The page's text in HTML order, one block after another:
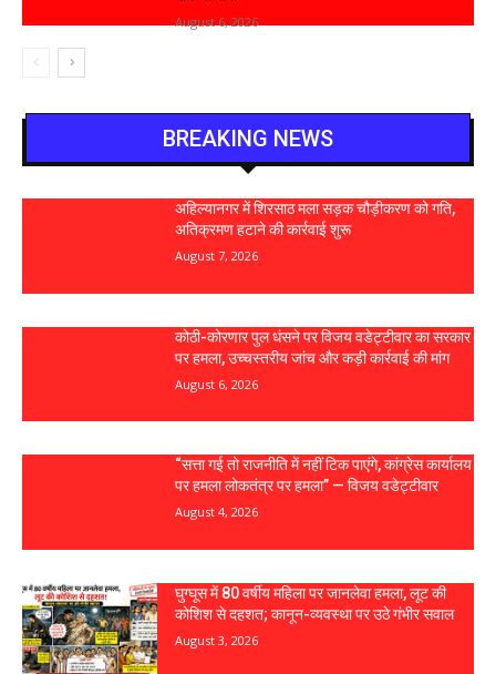
August 6, 2026
BREAKING NEWS
अहिल्यानगर में शिरसाठ मला सड़क चौड़ीकरण को गति,
अतिक्रमण हटाने की कार्रवाई शुरू
August 7, 2026
कोठी-कोरणार पुल धंसने पर विजय वडेट्टीवार का सरकार
पर हमला, उच्चस्तरीय जांच और कड़ी कार्रवाई की मांग
August 6, 2026
“सत्ता गई तो राजनीति में नहीं टिक पाएंगे, कांग्रेस कार्यालय
पर हमला लोकतंत्र पर हमला” — विजय वडेट्टीवार
August 4, 2026
घुग्घूस में 80 वर्षीय महिला पर जानलेवा हमला, लूट की
कोशिश से दहशत; कानून-व्यवस्था पर उठे गंभीर सवाल
August 3, 2026